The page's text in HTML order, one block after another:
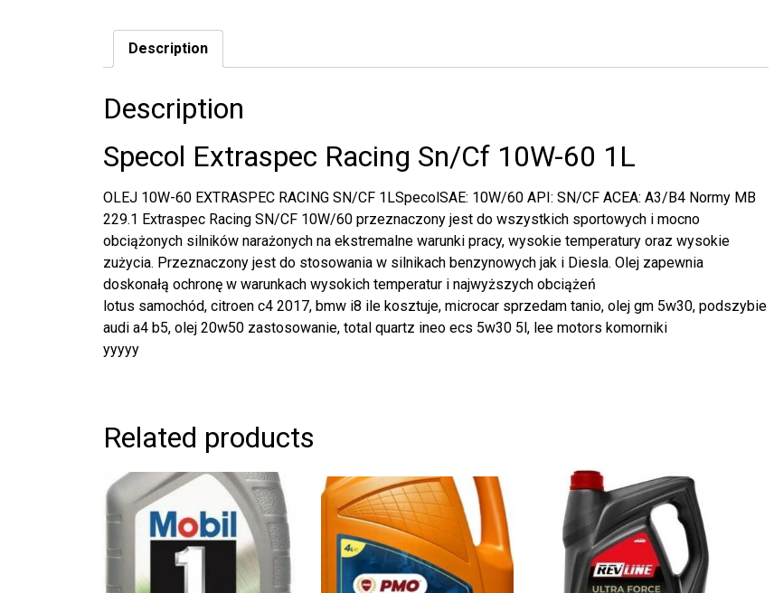
Description
Description
Specol Extraspec Racing Sn/Cf 10W-60 1L
OLEJ 10W-60 EXTRASPEC RACING SN/CF 1LSpecolSAE: 10W/60 API: SN/CF ACEA: A3/B4 Normy MB
229.1 Extraspec Racing SN/CF 10W/60 przeznaczony jest do wszystkich sportowych i mocno
obciążonych silników narażonych na ekstremalne warunki pracy, wysokie temperatury oraz wysokie
zużycia. Przeznaczony jest do stosowania w silnikach benzynowych jak i Diesla. Olej zapewnia
doskonałą ochronę w warunkach wysokich temperatur i najwyższych obciążeń
lotus samochód, citroen c4 2017, bmw i8 ile kosztuje, microcar sprzedam tanio, olej gm 5w30, podszybie
audi a4 b5, olej 20w50 zastosowanie, total quartz ineo ecs 5w30 5l, lee motors komorniki
yyyyy
Related products